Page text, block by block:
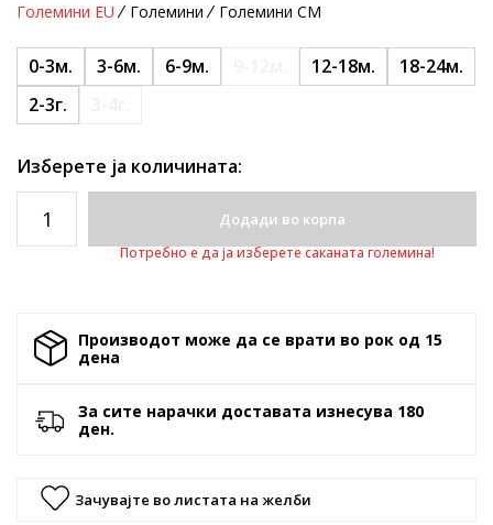
Големини EU Големини Големини CM
0-3м. 3-6м. 6-9м. 12-18м.
18-24м.
2-3г.
Изберете ја количината:
Додади во корпа
Потребно е да ја изберете саканата големина!
Производот може да се врати во рок од 15
денa
За сите нарачки доставата изнесува 180
ден.
Зачувајте во листата на желби